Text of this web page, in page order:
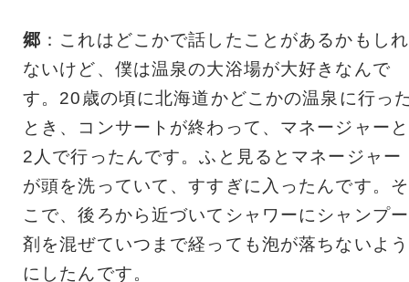
郷 ：これはどこかで話したことがあるかもしれ
ないけど、僕は温泉の大浴場が大好きなんで
す。20歳の頃に北海道かどこかの温泉に行っ
とき、コンサートが終わって、マネージャーと
2人で行ったんです。ふと見るとマネージャー
が頭を洗っていて、すすぎに入ったんです。そ
こで、後ろから近づいてシャワーにシャンプー
剤を混ぜていつまで経っても泡が落ちないよう
にしたんです。